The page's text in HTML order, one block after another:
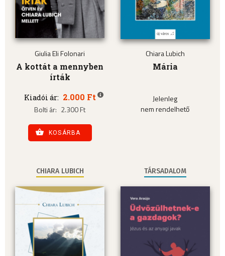
Giulia Eli Folonari
A kottát a mennyben
írták
Kiadói ár: 2.000 Ft
Bolti ár: 2.300 Ft
KOSÁRBA
Chiara Lubich
Mária
Jelenleg
nem rendelhető
CHIARA LUBICH TÁRSADALOM